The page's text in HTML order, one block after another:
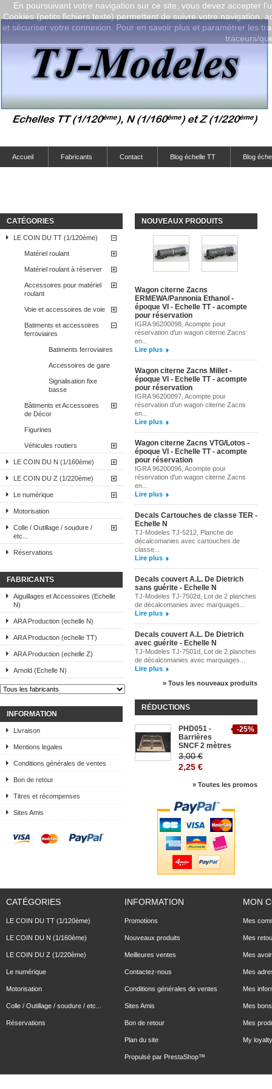
Accueil Fabricants Contact Blog échelle TT Blog
CATÉGORIES
LE COIN DU TT (1/120ème)
Matériel roulant
Matériel roulant à réserver
Accessoires pour matériel
roulant
Voie et accessoires de voie
Batiments et accessoires
ferroviaires
Batiments ferroviaires
Accessoires de gare
Signalisation fixe
basse
Bâtiments et Accessoires
de Décor
Figurines
Véhicules routiers
LE COIN DU N (1/160ème)
LE COIN DU Z (1/220ème)
Le numérique
Motorisation
Colle / Outillage / soudure /
etc...
Réservations
FABRICANTS
Aiguillages et Accessoires (Echelle
N)
ARA Production (echelle N)
ARA Production (echelle TT)
ARA Production (echelle Z)
Arnold (Echelle N)
INFORMATION
Livraison
Mentions legales
Conditions générales de ventes
Bon de retour
Titres et récompenses
Sites Amis
NOUVEAUX PRODUITS
Wagon citerne Zacns
ERMEWA/Pannonia Ethanol -
époque VI - Echelle TT - acompte
pour réservation
IGRA 96200098, Acompte pour
réservation d'un wagon citerne Zacns
en...
Lire plus
Wagon citerne Zacns Millet -
époque VI - Echelle TT - acompte
pour réservation
IGRA 96200097, Acompte pour
réservation d'un wagon citerne Zacns
en...
Lire plus
Wagon citerne Zacns VTG/Lotos -
époque VI - Echelle TT - acompte
pour réservation
IGRA 96200096, Acompte pour
réservation d'un wagon citerne Zacns
en...
Lire plus
Decals Cartouches de classe TER -
Echelle N
TJ-Modeles TJ-5212, Planche de
décalcomanies avec cartouches de
classe...
Lire plus
Decals couvert A.L. De Dietrich
sans guérite - Echelle N
TJ-Modeles TJ-7502d, Lot de 2 planches
de décalcomanies avec marquages...
Lire plus
Decals couvert A.L. De Dietrich
avec guérite - Echelle N
TJ-Modeles TJ-7501d, Lot de 2 planches
de décalcomanies avec marquages...
Lire plus
» Tous les nouveaux produits
RÉDUCTIONS
-25%
PHD051 -
Barrières
SNCF 2 mètres
3,00 €
2,25 €
» Toutes les promos
CATÉGORIES
LE COIN DU TT (1/120ème)
LE COIN DU N (1/160ème)
LE COIN DU Z (1/220ème)
Le numérique
Motorisation
Colle / Outillage / soudure / etc...
Réservations
INFORMATION
Promotions
Nouveaux produits
Meilleures ventes
Contactez-nous
Conditions générales de ventes
Sites Amis
Bon de retour
Plan du site
Propulsé par PrestaShop™
MON
Mes
Mes
Mes
Mes
Mes
Mes
Mes
My
En poursuivant votre navigation sur ce site, vous devez accepter
Cookies (petits fichiers texte) permettent de suivre votre navigation,
et sécuriser votre connexion. Pour en savoir plus et paramétrer les
traceurs/